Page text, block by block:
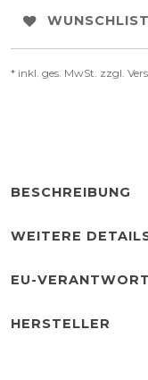
* inkl. ges. MwSt. zzgl.
BESCHREIBUNG
WEITERE
EU-
HERSTELLER